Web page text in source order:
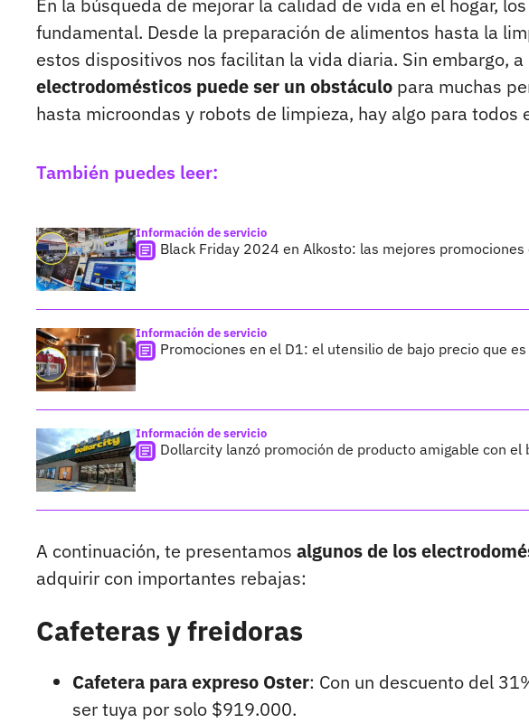
En la búsqueda de mejorar la calidad de vida en el hogar,
fundamental. Desde la preparación de alimentos hasta la
estos dispositivos nos facilitan la vida diaria. Sin embargo, a
electrodomésticos puede ser un obstáculo para muchas
hasta microondas y robots de limpieza, hay algo para todos
También puedes leer:
Información de servicio
Black Friday 2024 en Alkosto: las mejores promociones
Información de servicio
Promociones en el D1: el utensilio de bajo precio que
Información de servicio
Dollarcity lanzó promoción de producto amigable con el
A continuación, te presentamos algunos de los
adquirir con importantes rebajas:
Cafeteras y freidoras
Cafetera para expreso Oster: Con un descuento del
ser tuya por solo $919.000.